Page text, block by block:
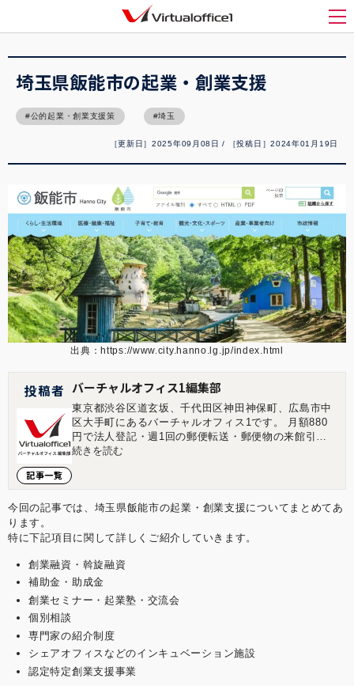
メ
バーチャルオフィス1(Virtualoffice1)
埼玉県飯能市の起業・創業支援
公的起業・創業支援策 埼玉
［更新日］2025年09月08日 / ［投稿日］2024年01月19日
出典： https://www.city.hanno.lg.jp/index.html
投稿者
記事一覧
バーチャルオフィス1編集部
東京都渋谷区道玄坂、千代田区神田神保町、広島市中
区大手町にあるバーチャルオフィス1です。 月額880
円で法人登記・週1回の郵便転送・郵便物の来館引取
ができる起業家やフリーランスのためのバーチャルオ
ビル8B バーチャルオフィス1神保町店 東京都千代田
広島店 広島県広島市中区大手町1-1-20 相生橋ビル7階
続きを読む
今回の記事では、埼玉県飯能市の起業・創業支援についてまとめてあ
ります。
特に下記項目に関して詳しくご紹介していきます。
創業融資・斡旋融資
補助金・助成金
創業セミナー・起業塾・交流会
個別相談
専門家の紹介制度
シェアオフィスなどのインキュベーション施設
認定特定創業支援事業